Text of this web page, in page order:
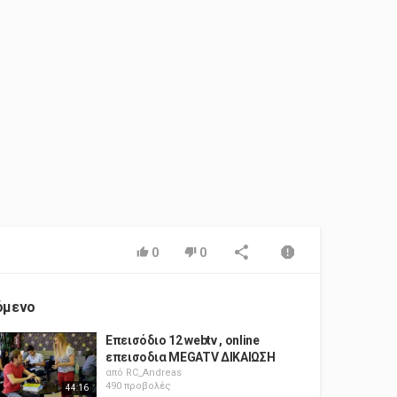
0 0
44:16
Επεισόδιο 12 webtv , online
επεισοδια MEGATV ΔΙΚΑΙΩΣΗ
από RC_Andreas
490 προβολές